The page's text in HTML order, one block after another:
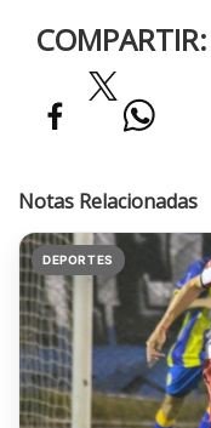
COMPARTIR:
Notas Relacionadas
DEPORTES